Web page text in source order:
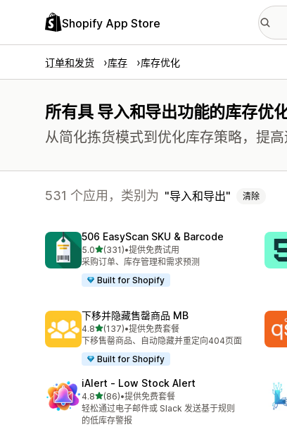
Shopify App Store
订单和发货 库存 库存优化
所有具 导入和导出功能的库存优
从简化拣货模式到优化库存策略，提高
531 个应用，类别为 导入和导出 清除
506 EasyScan SKU & Barcode
5.0星（满分 5 星）
(331)
总共 331 条评论
•提供免费试用
采购订单、库存管理和需求预测
Built for Shopify
下移并隐藏售罄商品 MB
4.8星（满分 5 星）
(137)
总共 137 条评论
•提供免费套餐
下移售罄商品、自动隐藏并重定向404页面
Built for Shopify
iAlert ‑ Low Stock Alert
4.8星（满分 5 星）
(86)
总共 86 条评论
•提供免费套餐
轻松通过电子邮件或 Slack 发送基于规则
的低库存警报